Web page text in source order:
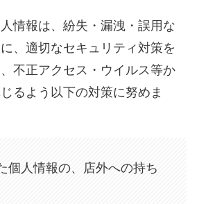
情報は、紛失・漏洩・誤用な
、適切なセキュリティ対策を
不正アクセス・ウイルス等か
るよう以下の対策に努めま
個人情報の、店外への持ち